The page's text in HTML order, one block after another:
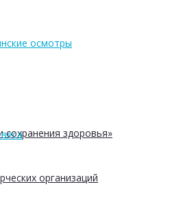
здоровья»
организаций
осмотры